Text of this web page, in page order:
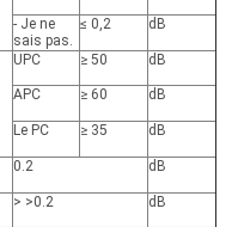
- Je ne
sais pas.
≤ 0,2 dB
UPC ≥ 50 dB
APC ≥ 60 dB
Le PC ≥ 35 dB
0.2 dB
> >0.2 dB